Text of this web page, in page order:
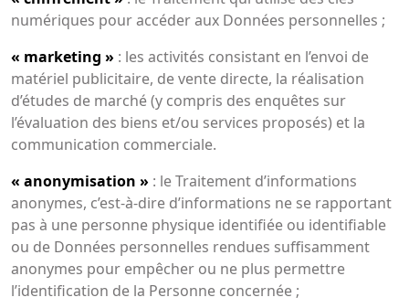
numériques pour accéder aux Données personnelles ;
« marketing » : les activités consistant en l’envoi de
matériel publicitaire, de vente directe, la réalisation
d’études de marché (y compris des enquêtes sur
l’évaluation des biens et/ou services proposés) et la
communication commerciale.
« anonymisation » : le Traitement d’informations
anonymes, c’est-à-dire d’informations ne se rapportant
pas à une personne physique identifiée ou identifiable
ou de Données personnelles rendues suffisamment
anonymes pour empêcher ou ne plus permettre
l’identification de la Personne concernée ;